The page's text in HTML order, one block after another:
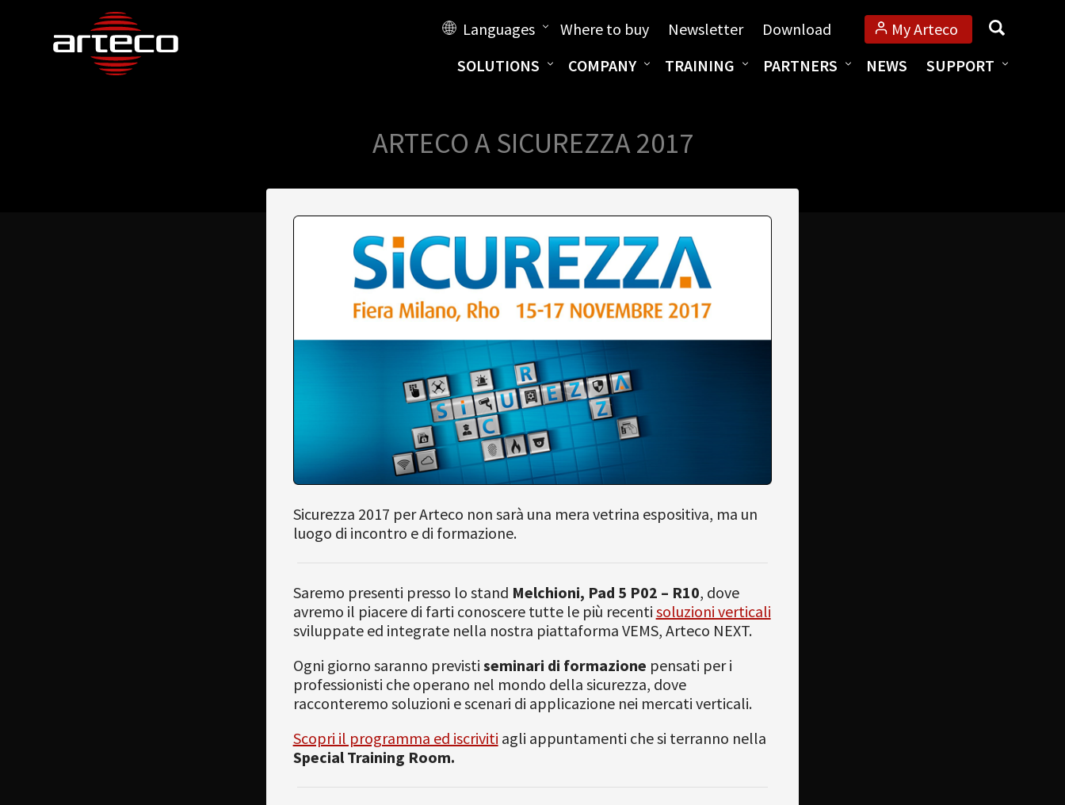
My Arteco
Where to buy Newsletter Download
Languages Search
SOLUTIONS COMPANY TRAINING PARTNERS NEWS SUPPORT
ARTECO A SICUREZZA 2017
Sicurezza 2017 per Arteco non sarà una mera vetrina espositiva, ma un
luogo di incontro e di formazione.
Saremo presenti presso lo stand Melchioni, Pad 5 P02 – R10, dove
avremo il piacere di farti conoscere tutte le più recenti soluzioni verticali
sviluppate ed integrate nella nostra piattaforma VEMS, Arteco NEXT.
Ogni giorno saranno previsti seminari di formazione pensati per i
professionisti che operano nel mondo della sicurezza, dove
racconteremo soluzioni e scenari di applicazione nei mercati verticali.
Scopri il programma ed iscriviti agli appuntamenti che si terranno nella
Special Training Room.